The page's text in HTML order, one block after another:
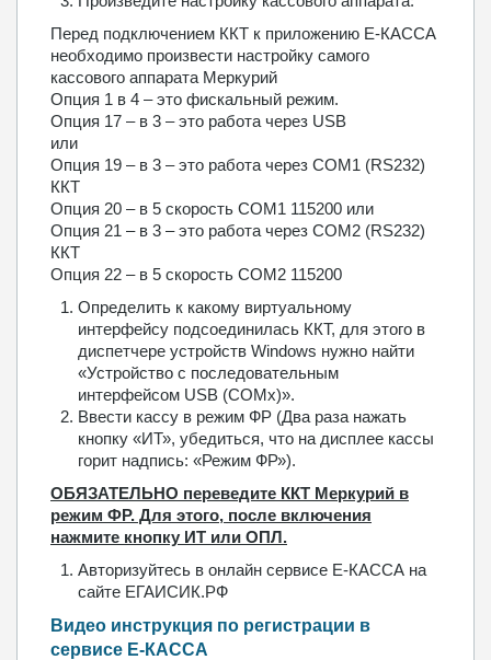
Перед подключением ККТ к приложению Е-КАССА
необходимо произвести настройку самого
кассового аппарата Меркурий
Опция 1 в 4 – это фискальный режим.
Опция 17 – в 3 – это работа через USB
или
Опция 19 – в 3 – это работа через COM1 (RS232)
ККТ
Опция 20 – в 5 скорость COM1 115200 или
Опция 21 – в 3 – это работа через COM2 (RS232)
ККТ
Опция 22 – в 5 скорость COM2 115200
Определить к какому виртуальному
интерфейсу подсоединилась ККТ, для этого в
диспетчере устройств Windows нужно найти
«Устройство с последовательным
интерфейсом USB (COMx)».
Ввести кассу в режим ФР (Два раза нажать
кнопку «ИТ», убедиться, что на дисплее кассы
горит надпись: «Режим ФР»).
ОБЯЗАТЕЛЬНО переведите ККТ Меркурий в
режим ФР. Для этого, после включения
нажмите кнопку ИТ или ОПЛ.
Авторизуйтесь в онлайн сервисе Е-КАССА на
сайте ЕГАИСИК.РФ
Видео инструкция по регистрации в
сервисе Е-КАССА